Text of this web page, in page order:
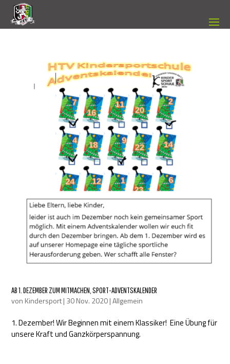
AB 1. DEZEMBER ZUM MITMACHEN, SPORT-ADVENTSKALENDER
von Kindersport| 30 Nov. 2020|Allgemein
1. Dezember! Wir Beginnen mit einem Klassiker! Eine Übung für
unsere Kraft und Ganzkörperspannung.